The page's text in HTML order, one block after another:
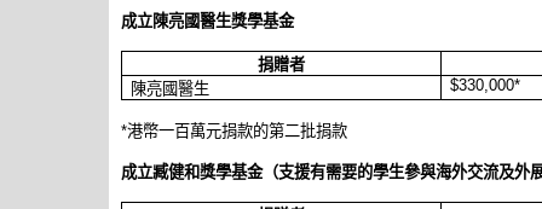
成立陳亮國醫生獎學基金
捐贈者
陳亮國醫生
$330,000*
*港幣一百萬元捐款的第二批捐款
成立臧健和獎學基金（支援有需要的學生參與海外交流及外